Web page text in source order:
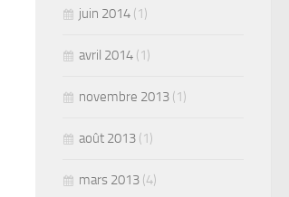
juin 2014 (1)
avril 2014 (1)
novembre 2013 (1)
août 2013 (1)
mars 2013 (4)